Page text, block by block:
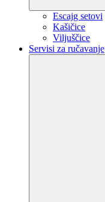
Escajg setovi
Kašičice
Viljuščice
Servisi za ručavanje